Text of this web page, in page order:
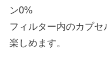
ン0%
フィルター内のカプ
楽しめます。